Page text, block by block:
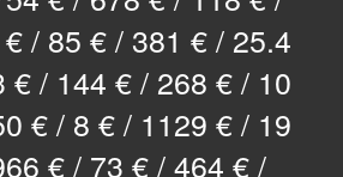
/ 85 € / 381 € / 25.4
€ / 144 € / 268 € / 10
€ / 8 € / 1129 € / 19
€ / 73 € / 464 € /